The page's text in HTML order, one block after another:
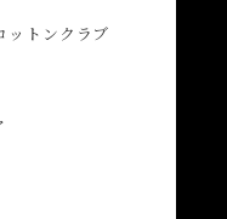
トンクラブ